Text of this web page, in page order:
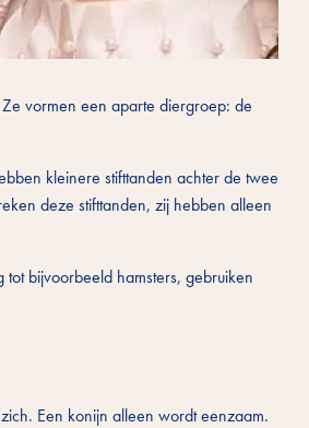
vormen een aparte diergroep: de
kleinere stifttanden achter de twee
deze stifttanden, zij hebben alleen
bijvoorbeeld hamsters, gebruiken
Een konijn alleen wordt eenzaam.